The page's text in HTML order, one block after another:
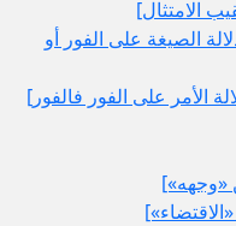
الامتثال‏]
الصيغة على الفور أو
الأمر على الفور فالفور]
«وجهه»]